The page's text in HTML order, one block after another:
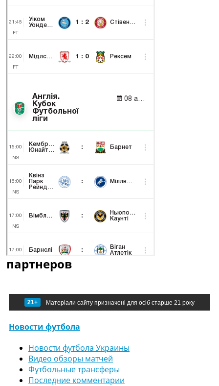
партнеров
21+ Матеріали сайту призначені для осіб старше 21 року
Новости футбола
Новости футбола Украины
Видео обзоры матчей
Футбольные трансферы
Последние комментарии